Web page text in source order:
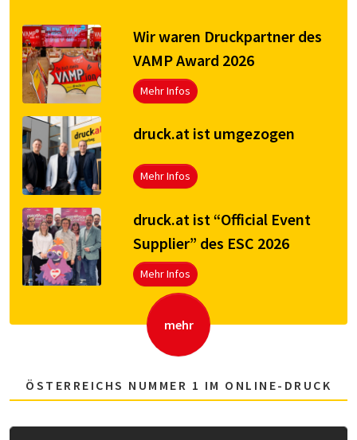
Wir waren Druckpartner des
VAMP Award 2026
Mehr Infos
druck.at ist umgezogen
Mehr Infos
druck.at ist “Official Event
Supplier” des ESC 2026
Mehr Infos
mehr
ÖSTERREICHS NUMMER 1 IM ONLINE-DRUCK